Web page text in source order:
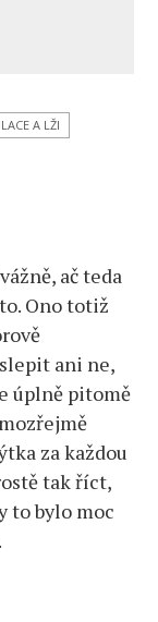
A LŽI
ač teda
Ono totiž
ani ne,
úplně pitomě
za každou
tak říct,
to bylo moc